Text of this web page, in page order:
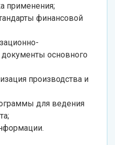
применения;
финансовой
основного
производства и
для ведения